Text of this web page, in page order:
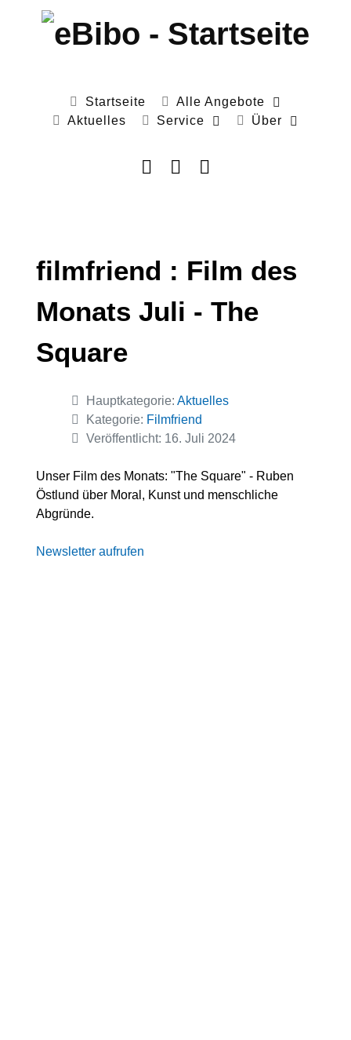
Startseite
Alle Angebote
Aktuelles
Service Über
filmfriend : Film des
Monats Juli - The
Square
Details Hauptkategorie: Aktuelles
Kategorie: Filmfriend
Veröffentlicht: 16. Juli 2024
Unser Film des Monats: "The Square" - Ruben
Östlund über Moral, Kunst und menschliche
Abgründe.
Newsletter aufrufen